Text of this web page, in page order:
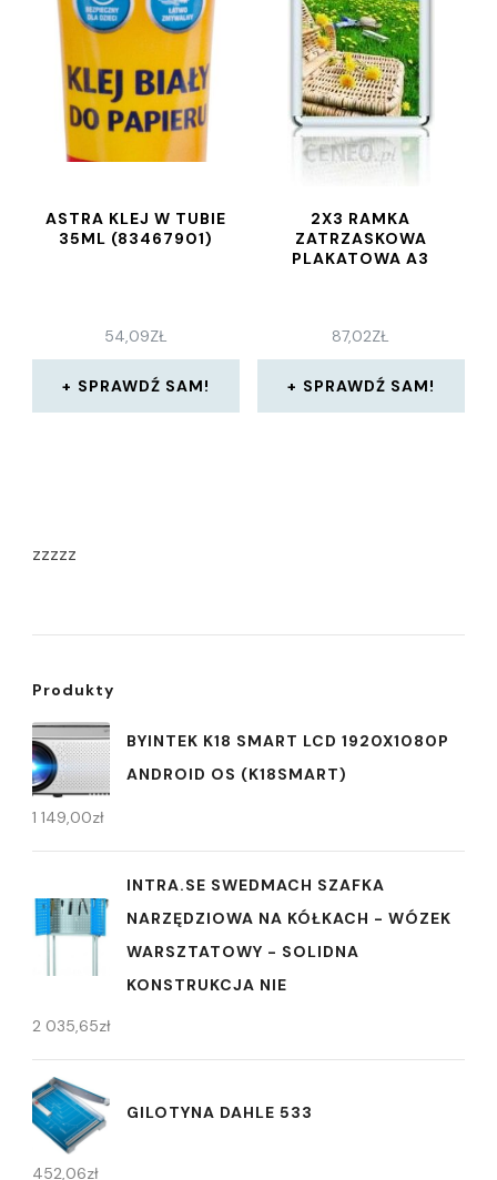
ASTRA KLEJ W TUBIE
35ML (83467901)
54,09ZŁ
SPRAWDŹ SAM!
2X3 RAMKA
ZATRZASKOWA
PLAKATOWA A3
87,02ZŁ
SPRAWDŹ SAM!
zzzzz
Produkty
BYINTEK K18 SMART LCD 1920X1080P
ANDROID OS (K18SMART)
1 149,00zł
INTRA.SE SWEDMACH SZAFKA
NARZĘDZIOWA NA KÓŁKACH - WÓZEK
WARSZTATOWY - SOLIDNA
KONSTRUKCJA NIE
2 035,65zł
GILOTYNA DAHLE 533
452,06zł